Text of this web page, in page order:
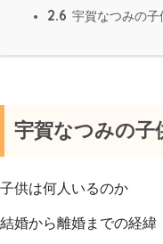
2.6 宇賀なつみの
宇賀なつみの子
子供は何人いるのか
結婚から離婚までの経緯